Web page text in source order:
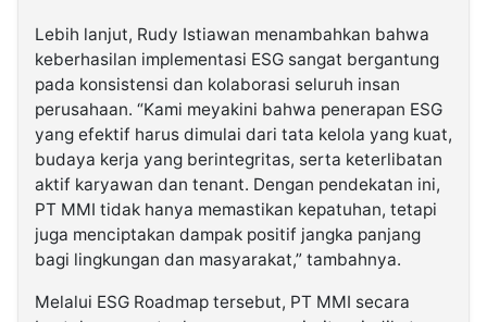
Lebih lanjut, Rudy Istiawan menambahkan bahwa
keberhasilan implementasi ESG sangat bergantung
pada konsistensi dan kolaborasi seluruh insan
perusahaan. “Kami meyakini bahwa penerapan ESG
yang efektif harus dimulai dari tata kelola yang kuat,
budaya kerja yang berintegritas, serta keterlibatan
aktif karyawan dan tenant. Dengan pendekatan ini,
PT MMI tidak hanya memastikan kepatuhan, tetapi
juga menciptakan dampak positif jangka panjang
bagi lingkungan dan masyarakat,” tambahnya.
Melalui ESG Roadmap tersebut, PT MMI secara